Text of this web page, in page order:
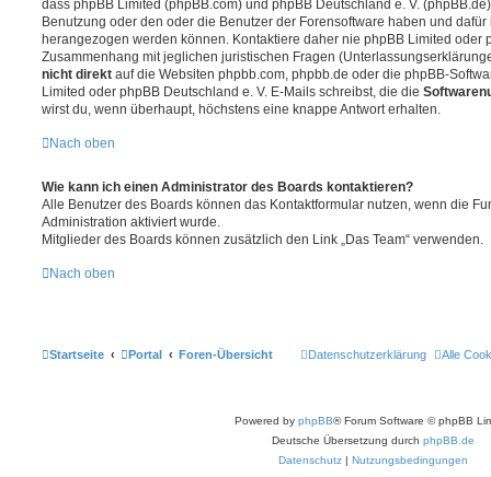
dass phpBB Limited (phpBB.com) und phpBB Deutschland e. V.
Benutzung oder den oder die Benutzer der Forensoftware haben und
herangezogen werden können. Kontaktiere daher nie phpBB Limited oder
Zusammenhang mit jeglichen juristischen Fragen
nicht direkt auf die Websiten phpbb.com, phpbb.de oder die phpBB-
Limited oder phpBB Deutschland e. V. E-Mails schreibst, die die
wirst du, wenn überhaupt, höchstens eine knappe Antwort erhalten.
Nach oben
Wie kann ich einen Administrator des Boards kontaktieren?
Alle Benutzer des Boards können das Kontaktformular nutzen, wenn die
Administration aktiviert wurde.
Mitglieder des Boards können zusätzlich den Link „Das Team“ verwenden.
Nach oben
Startseite Portal Foren-Übersicht Alle
Datenschutzerklärung
Powered by phpBB® Forum Software © phpBB
Deutsche Übersetzung durch phpBB.de
Datenschutz | Nutzungsbedingungen